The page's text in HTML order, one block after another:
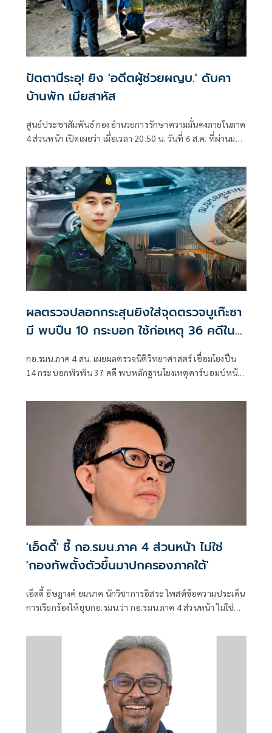
ปัตตานีระอุ! ยิง 'อดีตผู้ช่วยผญบ.' ดับคา
บ้านพัก เมียสาหัส
ศูนย์ประชาสัมพันธ์ กองอำนวยการรักษาความมั่นคงภายในภาค
4 ส่วนหน้า เปิดเผยว่า เมื่อเวลา 20.50 น. วันที่ 6 ส.ค. ที่ผ่านมา
อาแว อดีตผู้ช่วยผู้ใหญ่บ้านหมู่ที่ 5
ผลตรวจปลอกกระสุนยิงใส่จุดตรวจบูเก๊ะซา
มี พบปืน 10 กระบอก ใช้ก่อเหตุ 36 คดีใน
กอ.รมน.ภาค 4 สน. เผยผลตรวจนิติวิทยาศาสตร์ เชื่อมโยงปืน
14 กระบอกพัวพัน 37 คดี พบหลักฐานโยงเหตุคาร์บอมบ์หน้า
'เอ็ดดี้' ชี้ กอ.รมน.ภาค 4 ส่วนหน้า ไม่ใช่
'กองทัพตั้งตัวขึ้นมาปกครองภาคใต้'
เอ็ดดี้ อัษฎางค์ ยมนาค นักวิชาการอิสระ โพสต์ข้อความประเด็น
การเรียกร้องให้ยุบกอ.รมน.ว่า กอ.รมน.ภาค 4 ส่วนหน้า ไม่ใช่